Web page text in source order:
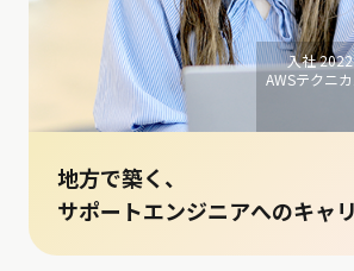
入社
AWSテクニ
地方で築く、
サポートエンジニアへのキャ